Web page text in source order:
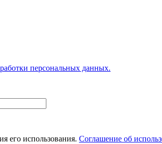
персональных данных.
его использования. Соглашение об